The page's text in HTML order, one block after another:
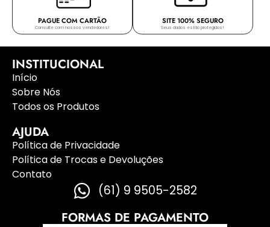
PAGUE COM CARTÃO
Consulte com nossos vendedores!
SITE 100% SEGURO
Seus dados estão protegidos!
INSTITUCIONAL
Início
Sobre Nós
Todos os Produtos
AJUDA
Política de Privacidade
Política de Trocas e Devoluções
Contato
(61) 9 9505-2582
FORMAS DE PAGAMENTO